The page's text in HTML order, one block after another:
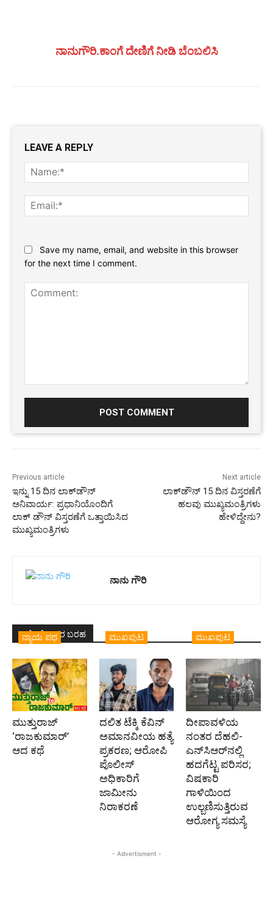
ನಾನುಗೌರಿ.ಕಾಂಗೆ ದೇಣಿಗೆ ನೀಡಿ ಬೆಂಬಲಿಸಿ
LEAVE A REPLY
Save my name, email, and website in this browser
for the next time I comment.
Previous article
ಇನ್ನು 15 ದಿನ ಲಾಕ್‌ಡೌನ್‌
ಅನಿವಾರ್ಯ: ಪ್ರಧಾನಿಯೊಂದಿಗೆ
ಲಾಕ್ ಡೌನ್ ವಿಸ್ತರಣೆಗೆ ಒತ್ತಾಯಿಸಿದ
ಮುಖ್ಯಮಂತ್ರಿಗಳು
Next article
ಲಾಕ್‌ಡೌನ್ 15 ದಿನ ವಿಸ್ತರಣೆಗೆ
ಹಲವು ಮುಖ್ಯಮಂತ್ರಿಗಳು
ಹೇಳಿದ್ದೇನು?
ನಾನು ಗೌರಿ
ಇದೇ ಲೇಖಕರ ಬರಹ
ನ್ಯಾಯ ಪಥ
ಮುತ್ತುರಾಜ್
‘ರಾಜಕುಮಾರ್‍’
ಆದ ಕಥೆ
ಮುಖಪುಟ
ದಲಿತ ಟೆಕ್ಕಿ ಕೆವಿನ್
ಅಮಾನವೀಯ ಹತ್ಯೆ
ಪ್ರಕರಣ; ಆರೋಪಿ
ಪೊಲೀಸ್‌
ಅಧಿಕಾರಿಗೆ
ಜಾಮೀನು
ನಿರಾಕರಣೆ
ಮುಖಪುಟ
ದೀಪಾವಳಿಯ
ನಂತರ ದೆಹಲಿ-
ಎನ್‌ಸಿಆರ್‌ನಲ್ಲಿ
ಹದಗೆಟ್ಟ ಪರಿಸರ;
ವಿಷಕಾರಿ
ಗಾಳಿಯಿಂದ
ಉಲ್ಬಣಿಸುತ್ತಿರುವ
ಆರೋಗ್ಯ ಸಮಸ್ಯೆ
- Advertisment -